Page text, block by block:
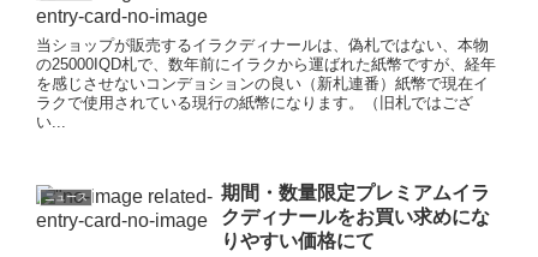
当ショップが販売するイラクディナールは、偽札ではない、本物
の25000IQD札で、数年前にイラクから運ばれた紙幣ですが、経年
を感じさせないコンデョションの良い（新札連番）紙幣で現在イ
ラクで使用されている現行の紙幣になります。（旧札ではござ
い...
ニュース
期間・数量限定プレミアムイラ
クディナールをお買い求めにな
りやすい価格にて